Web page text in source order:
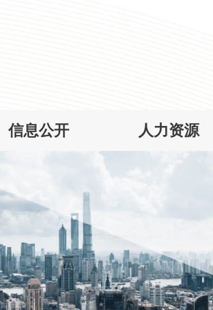
信息公开 人力资源